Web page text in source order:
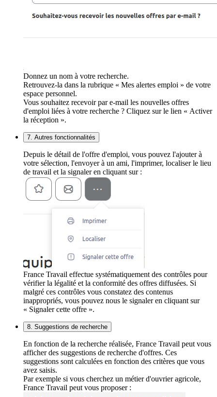
Donnez un nom à votre recherche.
Retrouvez-la dans la rubrique « Mes alertes emploi » de votre
espace personnel.
Vous souhaitez recevoir par e-mail les nouvelles offres
d'emploi liées à votre recherche ? Cliquez sur le lien « Activer
la réception ».
7. Autres fonctionnalités
Depuis le détail de l'offre d'emploi, vous pouvez l'ajouter à
votre sélection, l'envoyer à un ami, l'imprimer, localiser le lieu
de travail et la signaler en cliquant sur :
France Travail effectue systématiquement des contrôles pour
vérifier la légalité et la conformité des offres diffusées. Si
malgré ces contrôles vous constatez des contenus
inappropriés, vous pouvez nous le signaler en cliquant sur
« Signaler cette offre ».
8. Suggestions de recherche
En fonction de la recherche réalisée, France Travail peut vous
afficher des suggestions de recherche d'offres. Ces
suggestions sont calculées en fonction des critères que vous
avez saisis.
Par exemple si vous cherchez un métier d'ouvrier agricole,
France Travail peut vous proposer :